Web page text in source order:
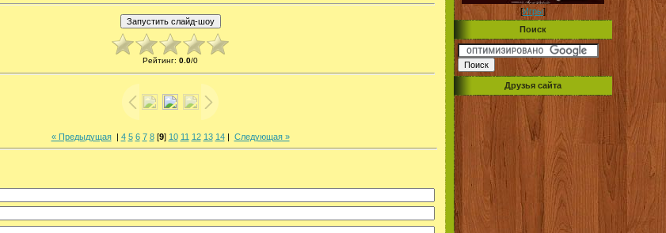
Рейтинг: 0.0/0
« Предыдущая| 4 5 6 7 8[9] 10 11 12 13 14| Следующая »
[Игры]
Поиск
Друзья сайта